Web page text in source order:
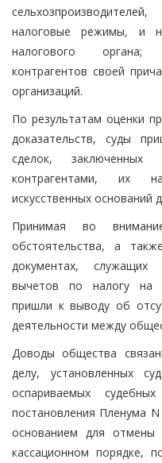
налоговые режимы, и
налогового органа;
контрагентов своей
организаций.
По результатам оценки
доказательств, суды
сделок,
контрагентами, их
искусственных оснований
Принимая во
обстоятельства, а
документах,
вычетов по налогу на
пришли к выводу об
деятельности между
Доводы общества
делу, установленных
оспариваемых
постановления Пленума
основанием для отмены
кассационном порядке,